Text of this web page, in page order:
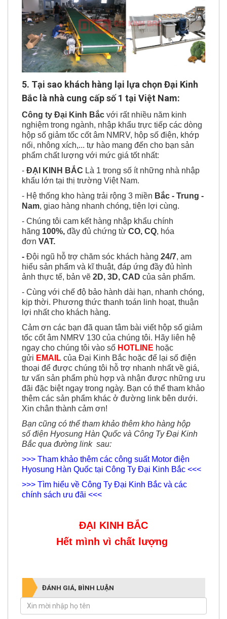
5. Tại sao khách hàng lại lựa chọn Đại Kinh
Bắc là nhà cung cấp số 1 tại Việt Nam:
Công ty Đại Kinh Bắc với rất nhiều năm kinh
nghiệm trong ngành, nhập khẩu trực tiếp các dòng
hộp số giảm tốc cốt âm NMRV, hộp số điện, khớp
nối, nhông xích,... tự hào mang đến cho bạn sản
phẩm chất lượng với mức giá tốt nhất:
- ĐẠI KINH BẮC Là 1 trong số ít những nhà nhập
khẩu lớn tại thị trường Việt Nam.
- Hệ thống kho hàng trải rộng 3 miền Bắc - Trung -
Nam, giao hàng nhanh chóng, tiện lợi cùng.
- Chúng tôi cam kết hàng nhập khẩu chính
hãng 100%, đầy đủ chứng từ CO, CQ, hóa
đơn VAT.
- Đội ngũ hỗ trợ chăm sóc khách hàng 24/7, am
hiểu sản phẩm và kĩ thuật, đáp ứng đầy đủ hình
ảnh thực tế, bản vẽ 2D, 3D, CAD của sản phẩm.
- Cùng với chế độ bảo hành dài hạn, nhanh chóng,
kịp thời. Phương thức thanh toán linh hoạt, thuận
lợi nhất cho khách hàng.
Cảm ơn các bạn đã quan tâm bài viết hộp số giảm
tốc cốt âm NMRV 130 của chúng tôi. Hãy liên hệ
ngay cho chúng tôi vào số HOTLINE hoặc
gửi EMAIL của Đại Kinh Bắc hoặc để lại số điện
thoại để được chúng tôi hỗ trợ nhanh nhất về giá,
tư vấn sản phẩm phù hợp và nhận được những ưu
đãi đặc biệt ngay trong ngày. Bạn có thể tham khảo
thêm các sản phẩm khác ở đường link bên dưới.
Xin chân thành cảm ơn!
Bạn cũng có thể tham khảo thêm kho hàng hộp
số điện Hyosung Hàn Quốc và Công Ty Đại Kinh
Bắc qua đường link sau:
>>> Tham khảo thêm các công suất Motor điện
Hyosung Hàn Quốc tại Công Ty Đại Kinh Bắc <<<
>>> Tìm hiểu về Công Ty Đại Kinh Bắc và các
chính sách ưu đãi <<<
ĐẠI KINH BẮC
Hết mình vì chất lượng
ĐÁNH GIÁ, BÌNH LUẬN